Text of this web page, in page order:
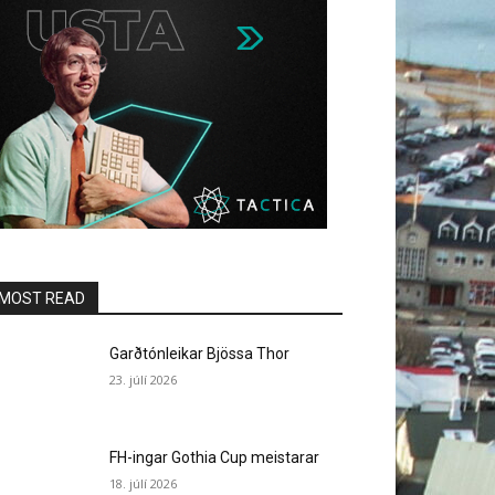
READ
Garðtónleikar Bjössa Thor
23. júlí 2026
FH-ingar Gothia Cup meistarar
18. júlí 2026